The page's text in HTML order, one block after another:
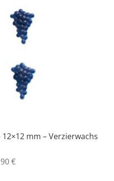
mm – Verzierwachs
€